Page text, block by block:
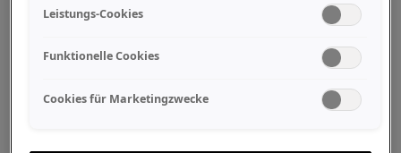
PA Mikrofon
Leistungs-Cookies
Funktionelle Cookies
Cookies für Marketingzwecke